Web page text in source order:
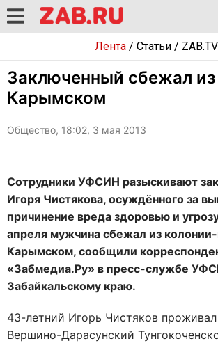
Лента/ Статьи/ ZAB.TV
Заключенный сбежал из
Карымском
Общество, 18:02, 3 мая 2013
Сотрудники УФСИН разыскивают
Игоря Чистякова, осуждённого за
причинение вреда здоровью и
апреля мужчина сбежал из
Карымском, сообщили
«Забмедиа.Ру» в пресс-службе
Забайкальскому краю.
43-летний Игорь Чистяков
Вершино-Дарасунский